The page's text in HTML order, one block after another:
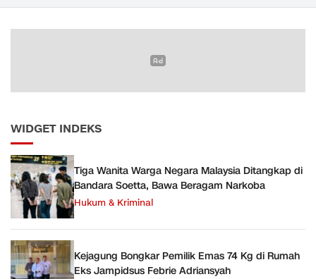
WIDGET INDEKS
Tiga Wanita Warga Negara Malaysia Ditangkap di
Bandara Soetta, Bawa Beragam Narkoba
Hukum & Kriminal
Kejagung Bongkar Pemilik Emas 74 Kg di Rumah
Eks Jampidsus Febrie Adriansyah